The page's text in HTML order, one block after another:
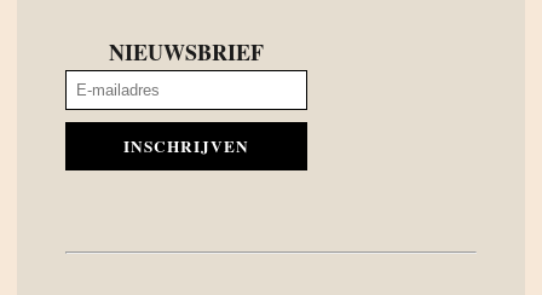
NIEUWSBRIEF
INSCHRIJVEN